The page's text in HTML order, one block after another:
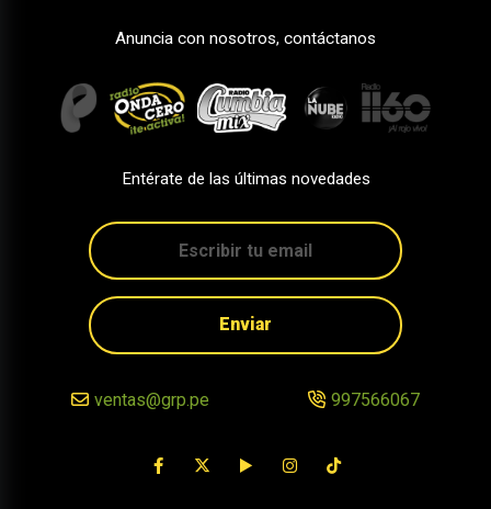
Anuncia con nosotros, contáctanos
Entérate de las últimas novedades
Enviar
ventas@grp.pe 997566067